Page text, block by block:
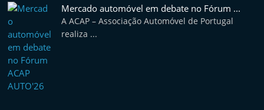
Mercado automóvel em debate no Fórum ...
A ACAP – Associação Automóvel de Portugal
realiza ...